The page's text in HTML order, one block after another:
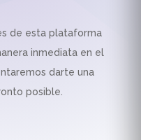
de esta plataforma
inmediata en el
darte una
posible.